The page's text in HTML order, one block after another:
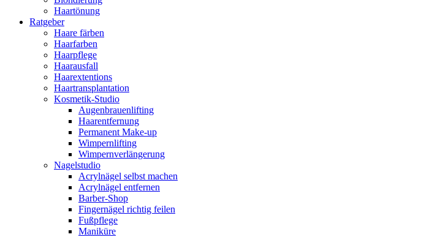
Haartönung
Ratgeber
Haare färben
Haarfarben
Haarpflege
Haarausfall
Haarextentions
Haartransplantation
Kosmetik-Studio
Augenbrauenlifting
Haarentfernung
Permanent Make-up
Wimpernlifting
Wimpernverlängerung
Nagelstudio
Acrylnägel selbst machen
Acrylnägel entfernen
Barber-Shop
Fingernägel richtig feilen
Fußpflege
Maniküre